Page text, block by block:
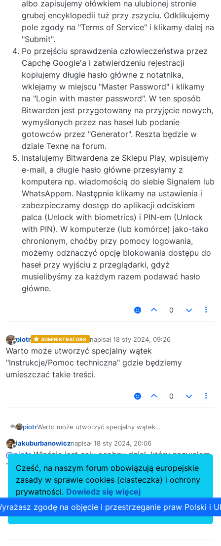
albo zapisujemy ołówkiem na ulubionej stronie
grubej encyklopedii tuż przy zszyciu. Odklikujemy
pole zgody na "Terms of Service" i klikamy dalej na
"Submit".
Po przejściu sprawdzenia człowieczeństwa przez
Capchę Google'a i zatwierdzeniu rejestracji
kopiujemy długie hasło główne z notatnika,
wklejamy w miejscu "Master Password" i klikamy
na "Login with master password". W ten sposób
Bitwarden jest przygotowany na przyjęcie nowych,
wymyślonych przez nas haseł lub podanie
gotowców przez "Generator". Reszta będzie w
dziale Texne na forum.
Instalujemy Bitwardena ze Sklepu Play, wpisujemy
e-mail, a długie hasło główne przesyłamy z
komputera np. wiadomością do siebie Signalem lub
WhatsAppem. Następnie klikamy na ustawienia i
zabezpieczamy dostęp do aplikacji odciskiem
palca (Unlock with biometrics) i PIN-em (Unlock
with PIN). W komputerze (lub komórce) jako-tako
chronionym, choćby przy pomocy logowania,
możemy odznaczyć opcję blokowania dostępu do
haseł przy wyjściu z przeglądarki, gdyż
musielibyśmy za każdym razem podawać hasło
główne.
0
Niedostępny
piotr ADMINISTRATORS napisał 18 sty 2024, 09:26
ostatnio edytowany przez
Warto może utworzyć specjalny wątek
"Instrukcje/Pomoc techniczna" gdzie będziemy
umieszczać takie treści.
0
piotrWarto może utworzyć specjalny wątek
umieszczać takie treści.
Niedostępny
jakuburbanowicznapisał 18 sty 2024, 20:06
ostatnio edytowany przez
@piotrWłaśnie jest cały osobny dział, który nazwałem
TexneCześć, na naszym forum obowiązują europejskie
zasady w sprawie cookies (ciasteczka) i ochrony
prywatności. Dowiedz się więcej
zgodę na objęcie i przestrzeganie praw Polski i